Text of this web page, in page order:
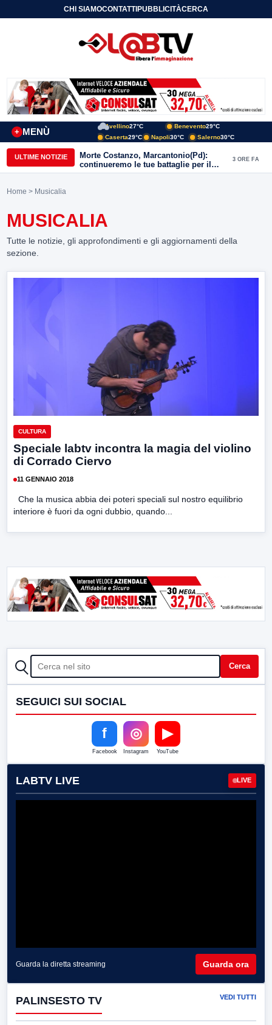
CHI SIAMOCONTATTIPUBBLICITÀCERCA
MENÙ
+
Avellino27°C Benevento29°C
Caserta29°C Napoli30°C Salerno30°C
ULTIME NOTIZIE
Morte Costanzo, Marcantonio(Pd):
continueremo le tue battaglie per il
Sannio
3 ORE FA
Home > Musicalia
MUSICALIA
Tutte le notizie, gli approfondimenti e gli aggiornamenti della
sezione.
CULTURA
Speciale labtv incontra la magia del violino
di Corrado Ciervo
11 GENNAIO 2018
Che la musica abbia dei poteri speciali sul nostro equilibrio
interiore è fuori da ogni dubbio, quando...
CERCA Cerca
SEGUICI SUI SOCIAL
f
Facebook
◎
Instagram
▶
YouTube
LABTV LIVE LIVE
Guarda la diretta streaming Guarda ora
PALINSESTO TV VEDI TUTTI